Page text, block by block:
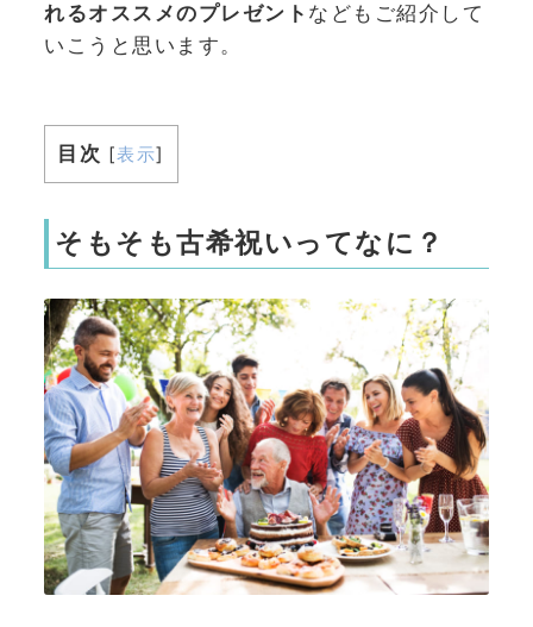
れるオススメのプレゼント などもご紹介して
いこうと思います。
目次 [表示]
そもそも古希祝いってなに？